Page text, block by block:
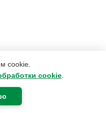
cookie.
cookie